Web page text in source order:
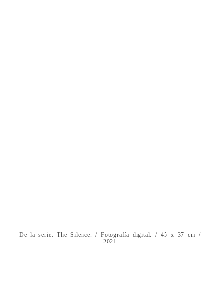
De la serie: The Silence. / Fotografía digital. / 45 x 37 cm /
2021